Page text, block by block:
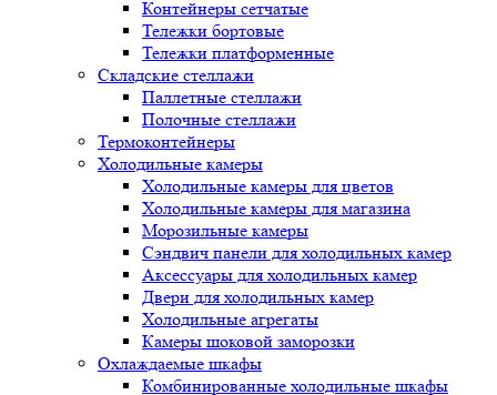
Контейнеры сетчатые
Тележки бортовые
Тележки платформенные
Складские стеллажи
Паллетные стеллажи
Полочные стеллажи
Термоконтейнеры
Холодильные камеры
Холодильные камеры для цветов
Холодильные камеры для магазина
Морозильные камеры
Сэндвич панели для холодильных камер
Аксессуары для холодильных камер
Двери для холодильных камер
Холодильные агрегаты
Камеры шоковой заморозки
Охлаждаемые шкафы
Комбинированные холодильные шкафы